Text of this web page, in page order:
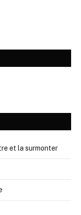
et la surmonter